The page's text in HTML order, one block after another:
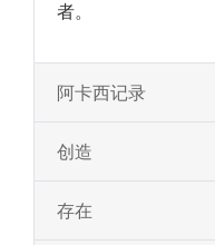
者。
阿卡西记录
创造
存在